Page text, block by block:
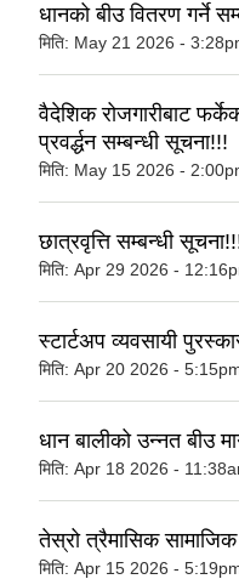
धानको बीउ वितरण गर्ने
मिति: May 21 2026 -
वैदेशिक रोजगारीबाट
प्रवर्द्धन सम्बन्धी सूचना!!!
मिति: May 15 2026 -
छात्रवृत्ति सम्बन्धी
मिति: Apr 29 2026 -
स्टार्टअप व्यवसायी
मिति: Apr 20 2026 -
धान बालीको उन्‍नत बीउ
मिति: Apr 18 2026 -
तेस्रो त्रैमासिक सामाजिक
मिति: Apr 15 2026 -